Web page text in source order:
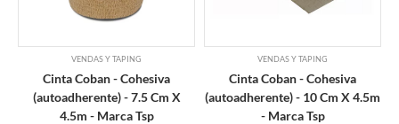
VENDAS Y TAPING
Cinta Coban - Cohesiva
(autoadherente) - 7.5 Cm X
4.5m - Marca Tsp
VENDAS Y TAPING
Cinta Coban - Cohesiva
(autoadherente) - 10 Cm X 4.5m
- Marca Tsp